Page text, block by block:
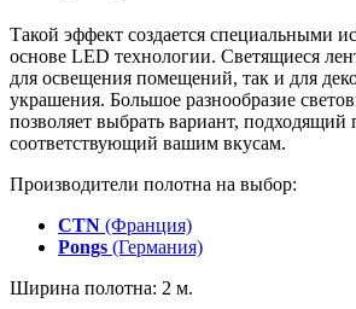
Такой эффект создается специальными
основе LED технологии. Светящиеся
для освещения помещений, так и для
украшения. Большое разнообразие
позволяет выбрать вариант, подходящий
соответствующий вашим вкусам.
Производители полотна на выбор:
CTN (Франция)
Pongs (Германия)
Ширина полотна: 2 м.